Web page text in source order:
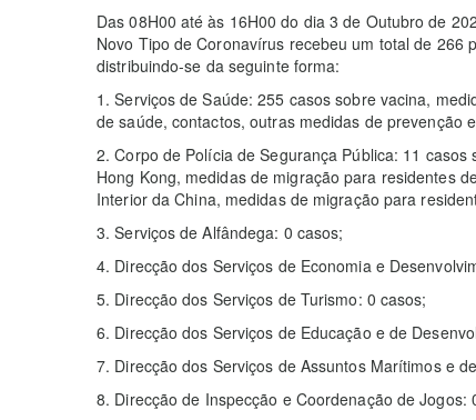
Das 08H00 até às 16H00 do dia 3 de Outubro de
Novo Tipo de Coronavírus recebeu um total de 266
distribuindo-se da seguinte forma:
1. Serviços de Saúde: 255 casos sobre vacina,
de saúde, contactos, outras medidas de prevenção
2. Corpo de Polícia de Segurança Pública: 11
Hong Kong, medidas de migração para residentes
Interior da China, medidas de migração para
3. Serviços de Alfândega: 0 casos;
4. Direcção dos Serviços de Economia e
5. Direcção dos Serviços de Turismo: 0 casos;
6. Direcção dos Serviços de Educação e de
7. Direcção dos Serviços de Assuntos Marítimos e
8. Direcção de Inspecção e Coordenação de Jogos: